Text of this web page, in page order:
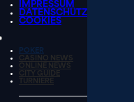
IMPRESSUM
DATENSCHUTZ
COOKIES
POKER
CASINO NEWS
ONLINE NEWS
CITY GUIDE
TURNIERE